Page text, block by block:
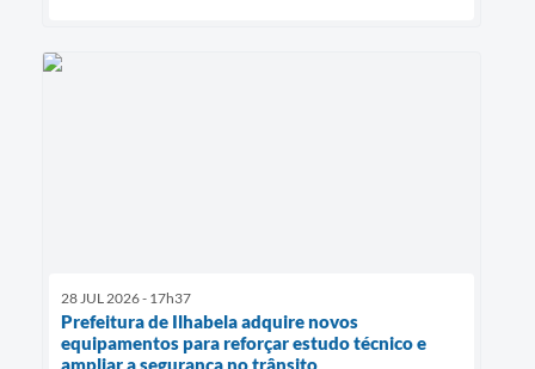
28 JUL 2026 - 17h37
Prefeitura de Ilhabela adquire novos
equipamentos para reforçar estudo técnico e
ampliar a segurança no trânsito